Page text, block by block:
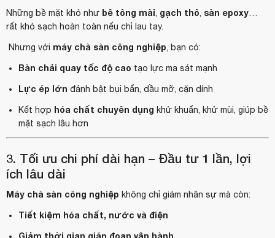
Những bề mặt khó như bê tông mài, gạch thô, sàn epoxy…
rất khó sạch hoàn toàn nếu chỉ lau tay.
Nhưng với máy chà sàn công nghiệp, bạn có:
Bàn chải quay tốc độ cao tạo lực ma sát mạnh
Lực ép lớn đánh bật bụi bẩn, dầu mỡ, cặn dính
Kết hợp hóa chất chuyên dụng khử khuẩn, khử mùi, giúp bề
mặt sạch lâu hơn
3. Tối ưu chi phí dài hạn – Đầu tư 1 lần, lợi
ích lâu dài
Máy chà sàn công nghiệp không chỉ giảm nhân sự mà còn:
Tiết kiệm hóa chất, nước và điện
Giảm thời gian gián đoạn vận hành